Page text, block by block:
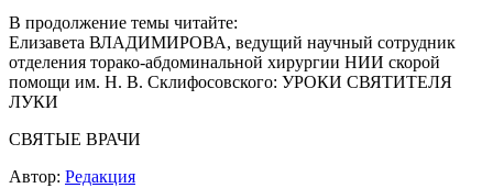
В продолжение темы читайте:
Елизавета ВЛАДИМИРОВА, ведущий научный сотрудник
отделения торако-абдоминальной хирургии НИИ скорой
помощи им. Н. В. Склифосовского: УРОКИ СВЯТИТЕЛЯ
ЛУКИ
СВЯТЫЕ ВРАЧИ
Автор: Редакция